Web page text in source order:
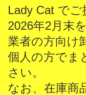
Lady Cat で
2026年2月末
業者の方向け
個人の方でま
さい。
なお、在庫商